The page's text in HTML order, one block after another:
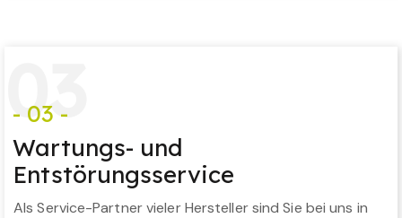
03
- 03 -
Wartungs- und
Entstörungsservice
Als Service-Partner vieler Hersteller sind Sie bei uns in